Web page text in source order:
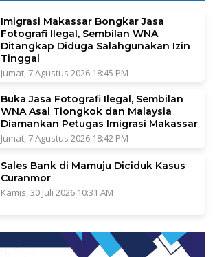
Imigrasi Makassar Bongkar Jasa
Fotografi Ilegal, Sembilan WNA
Ditangkap Diduga Salahgunakan Izin
Tinggal
Jumat, 7 Agustus 2026 18:45 PM
Buka Jasa Fotografi Ilegal, Sembilan
WNA Asal Tiongkok dan Malaysia
Diamankan Petugas Imigrasi Makassar
Jumat, 7 Agustus 2026 18:42 PM
Sales Bank di Mamuju Diciduk Kasus
Curanmor
Kamis, 30 Juli 2026 10:31 AM